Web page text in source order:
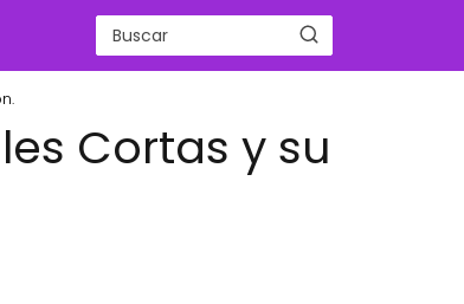
Cortas y su